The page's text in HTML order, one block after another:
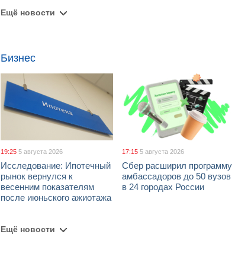
Ещё новости
Бизнес
19:25 5 августа 2026
Исследование: Ипотечный
рынок вернулся к
весенним показателям
после июньского ажиотажа
17:15 5 августа 2026
Сбер расширил программу
амбассадоров до 50 вузов
в 24 городах России
Ещё новости